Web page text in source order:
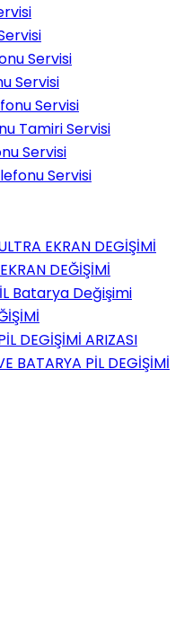
Servisi
Servisi
Servisi
Tamiri Servisi
Servisi
Servisi
EKRAN DEGİŞİMİ
DEĞİŞİMİ
Batarya Değişimi
DEGİŞİMİ ARIZASI
BATARYA PİL DEGİŞİMİ